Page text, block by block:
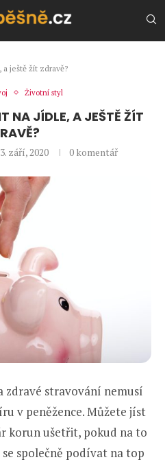
a ještě žít zdravě?
Životní styl
NA JÍDLE, A JEŠTĚ ŽÍT
září, 2020 0 komentář
zdravé stravování nemusí
v peněžence. Můžete jíst
korun ušetřit, pokud na to
společně podívat na top